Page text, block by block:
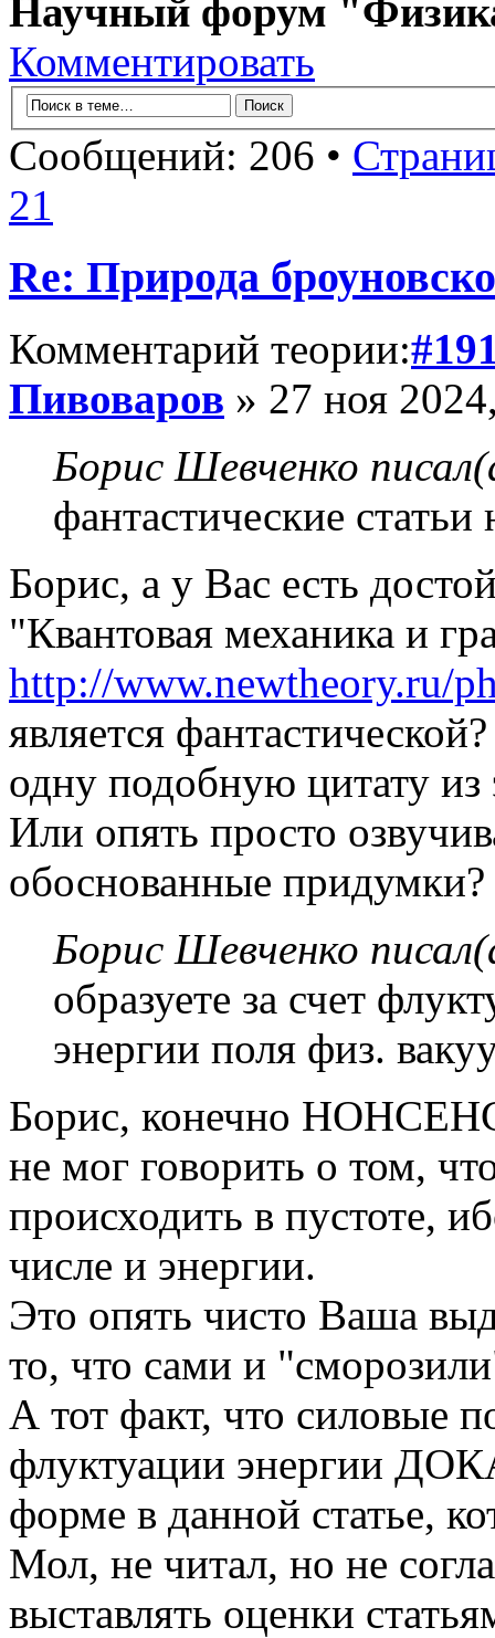
Научный форум
Комментировать
Сообщений: 206 •
21
Re: Природа
Комментарий теории:
Пивоваров » 27 ноя
Борис Шевченко
фантастические
Борис, а у Вас есть
"Квантовая механика и
http://www.newtheory.ru/
является
одну подобную цитату из
Или опять просто
обоснованные придумки?
Борис Шевченко
образуете за счет
энергии поля физ.
Борис, конечно
не мог говорить о том,
происходить в пустоте,
числе и энергии.
Это опять чисто Ваша
то, что сами и
А тот факт, что силовые
флуктуации энергии
форме в данной статье,
Мол, не читал, но не
выставлять оценки